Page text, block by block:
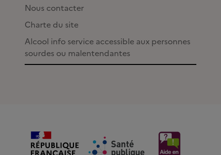
Nous contacter
Charte du site
Alcool info service accessible aux personnes
sourdes ou malentendantes